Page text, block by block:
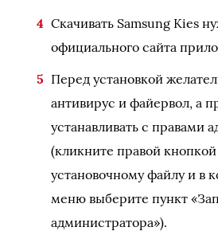
Скачивать Samsung Kies
официального сайта
Перед установкой
антивирус и файервол, а
устанавливать с правами
(кликните правой
установочному файлу и в
меню выберите пункт
администратора»).